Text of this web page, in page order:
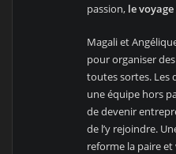
passion, le
Magali et
pour organiser
toutes sortes. Les
une équipe hors
de devenir
de l’y rejoindre.
reforme la paire